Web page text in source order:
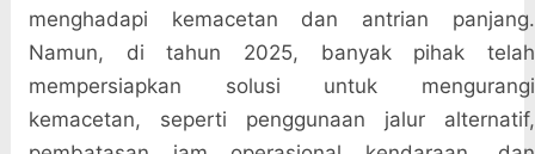
menghadapi kemacetan dan antrian panjang.
Namun, di tahun 2025, banyak pihak telah
mempersiapkan solusi untuk mengurangi
kemacetan, seperti penggunaan jalur alternatif,